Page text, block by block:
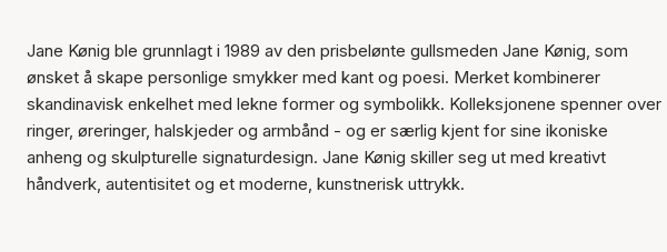
Jane Kønig ble grunnlagt i 1989 av den prisbelønte gullsmeden Jane Kønig, som
ønsket å skape personlige smykker med kant og poesi. Merket kombinerer
skandinavisk enkelhet med lekne former og symbolikk. Kolleksjonene spenner over
ringer, øreringer, halskjeder og armbånd - og er særlig kjent for sine ikoniske
anheng og skulpturelle signaturdesign. Jane Kønig skiller seg ut med kreativt
håndverk, autentisitet og et moderne, kunstnerisk uttrykk.